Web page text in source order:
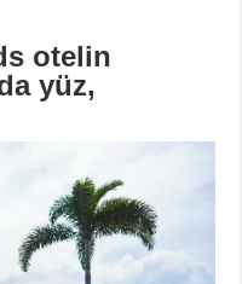
otelin
yüz,